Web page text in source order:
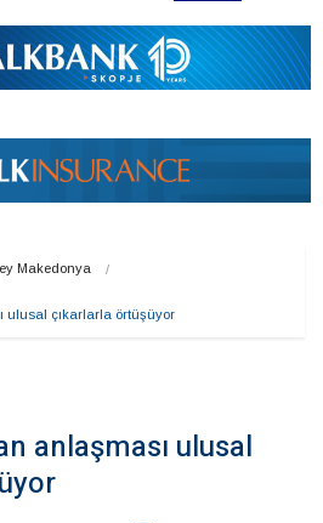
Makedonya
ulusal çıkarlarla örtüşüyor
anlaşması ulusal